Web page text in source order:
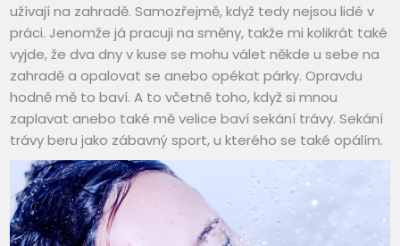
užívají na zahradě. Samozřejmě, když tedy nejsou lidé v
práci. Jenomže já pracuji na směny, takže mi kolikrát také
vyjde, že dva dny v kuse se mohu válet někde u sebe na
zahradě a opalovat se anebo opékat párky. Opravdu
hodně mě to baví. A to včetně toho, když si mnou
zaplavat anebo také mě velice baví sekání trávy. Sekání
trávy beru jako zábavný sport, u kterého se také opálím.